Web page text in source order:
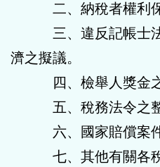
二、納稅者權利保
三、違反記帳士法
濟之擬議。
四、檢舉人獎金之
五、稅務法令之整
六、國家賠償案件
七、其他有關各稅